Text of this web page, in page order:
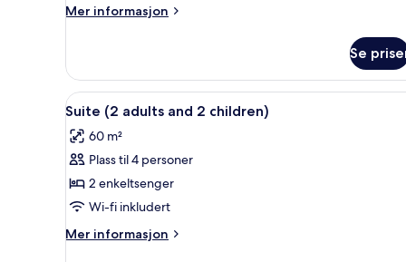
(3
Mer informasjon
Mer
–
junior,
hageutsikt
adults)
Se
Åpne
alle
bildene
av
Suite
(2
adults
and
Sengetøy av topp kvalitet,
3
Suite (2 adults and 2 children)
60 m²
Plass til 4 personer
2 enkeltsenger
Wi-fi inkludert
Mer informasjon
Mer